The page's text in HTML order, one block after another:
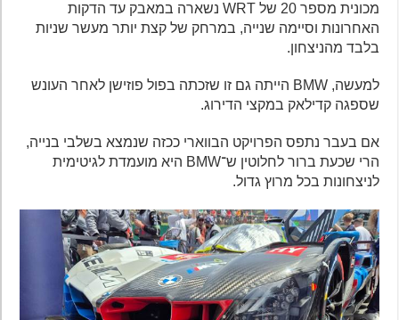
מכונית מספר 20 של WRT נשארה במאבק עד הדקות
האחרונות וסיימה שנייה, במרחק של קצת יותר מעשר שניות
בלבד מהניצחון.
למעשה, BMW הייתה גם זו שזכתה בפול פוזישן לאחר העונש
שספגה קדילאק במקצי הדירוג.
אם בעבר נתפס הפרויקט הבווארי ככזה שנמצא בשלבי בנייה,
הרי שכעת ברור לחלוטין ש־BMW היא מועמדת לגיטימית
לניצחונות בכל מרוץ גדול.